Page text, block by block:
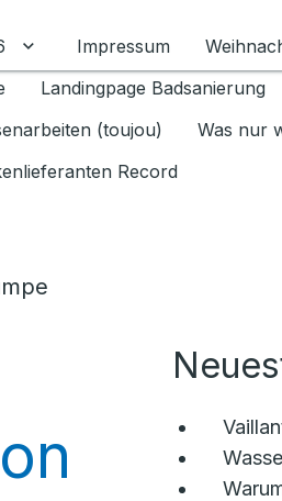
Untermenü für Datenschutz
Impressum
Landingpage Badsanierung
(toujou) Was nur
Record